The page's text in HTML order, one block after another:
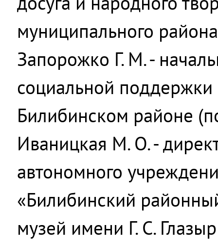
муниципального
Запорожко Г. М. -
социальной поддержки
Билибинском районе
Иваницкая М. О. -
автономного
«Билибинский
музей имени Г. С.